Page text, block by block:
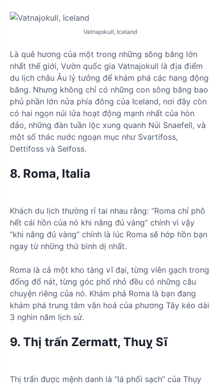
Vatnajokull, Iceland
Là quê hương của một trong những sông băng lớn
nhất thế giới, Vườn quốc gia Vatnajokull là địa điểm
du lịch châu Âu lý tưởng để khám phá các hang động
băng. Nhưng không chỉ có những con sông băng bao
phủ phần lớn nửa phía đông của Iceland, nơi đây còn
có hai ngọn núi lửa hoạt động mạnh nhất của hòn
đảo, những đàn tuần lộc xung quanh Núi Snaefell, và
một số thác nước ngoạn mục như Svartifoss,
Dettifoss và Selfoss.
8. Roma, Italia
Khách du lịch thường rỉ tai nhau rằng: “Roma chỉ phô
hết cái hồn của nó khi nắng đủ vàng” chính vì vậy
“khi nắng đủ vàng” chính là lúc Roma sẽ hớp hồn bạn
ngay từ những thứ bình dị nhất.
Roma là cả một kho tàng vĩ đại, từng viên gạch trong
đống đổ nát, từng góc phố nhỏ đều có những câu
chuyện riêng của nó. Khám phá Roma là bạn đang
khám phá trung tâm văn hoá của phương Tây kéo dài
3 nghìn năm lịch sử.
9. Thị trấn Zermatt, Thuỵ Sĩ
Thị trấn được mệnh danh là “lá phổi sạch” của Thụy